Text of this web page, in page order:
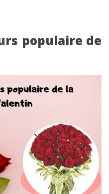
populaire de